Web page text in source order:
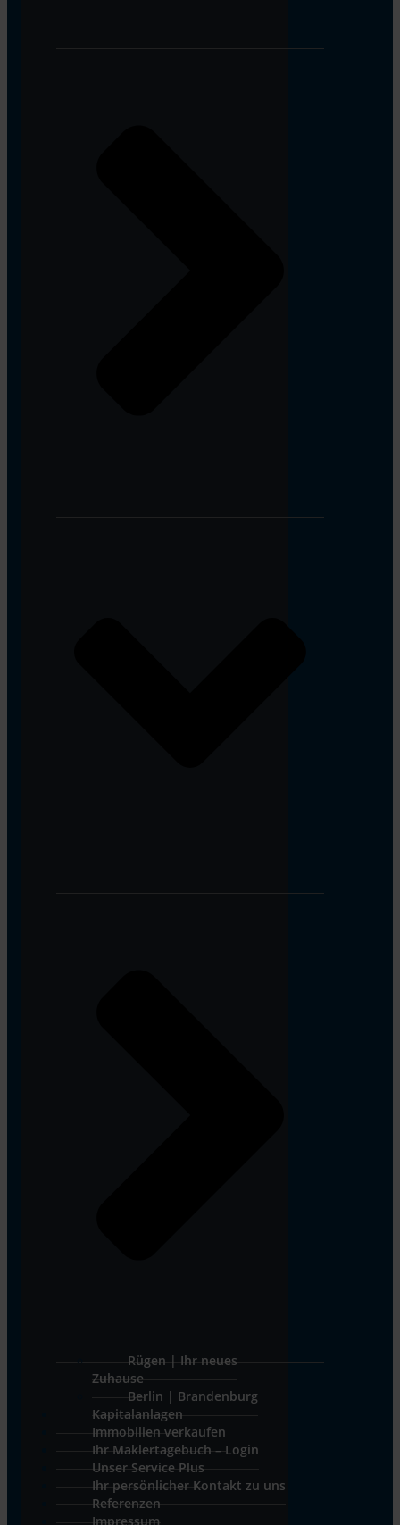
Rügen | Ihr neues
Zuhause
Berlin | Brandenburg
Kapitalanlagen
Immobilien verkaufen
Ihr Maklertagebuch – Login
Unser Service Plus
Ihr persönlicher Kontakt zu uns
Referenzen
Impressum